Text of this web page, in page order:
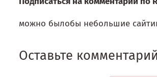
можно былобы небольшие
Оставьте